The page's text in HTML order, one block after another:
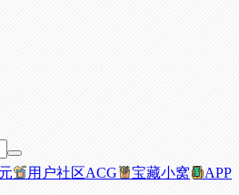
用户社区ACG 宝藏小窝
APP